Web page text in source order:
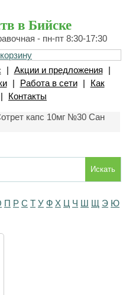
в Бийске
- пн-пт 8:30-17:30
| Акции и предложения
|
| Работа в сети |
Как
| Контакты
капс 10мг №30 Сан
Искать
П Р С Т У Ф Х Ц Ч Ш Щ Э Ю